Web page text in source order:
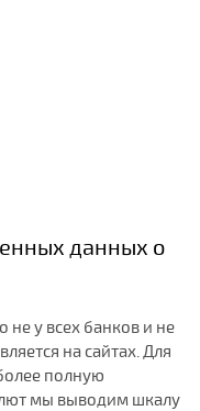
данных о
у всех банков и не
на сайтах. Для
полную
мы выводим шкалу